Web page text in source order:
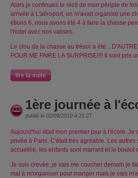
Alors je continues le récit de mon périple de
arrivée à L'aéroport, on m'avait organisé une
étions 6, nous avons été 4 à faire la chasse
l'hotel avec nos valises.
Le clou de la chasse au trésor a été...
POUR ME FAIRE LA SURPRISE!!!! Il sont pris
lire la suite
1ère journée à
publié le 02/09/2010 à 21:27
Aujourd'hui était mon premier jour à l'école. Je
privée à Paris. C'était très agréable. Les
accueillie, les enfants sont marrant et le boulot
Je suis crevée, je vais me coucher demain je
mal à m'organiser pour manger mais je vais